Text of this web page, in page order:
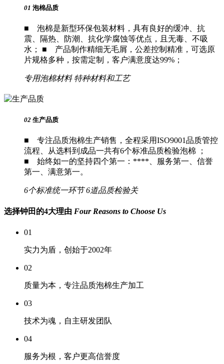
01 泡棉品质
■ 泡棉是新型环保包装材料，具有良好的缓冲、抗
震、隔热、防潮、抗化学腐蚀等优点，且无毒、不吸
水； ■ 产品制作精细无毛屑，公差控制精准，可选原
片规格多种，按需定制，客户满意度达99%；
专用泡棉材料 特种材料和工艺
02 生产品质
■ 专注品质泡棉生产销售，全程采用ISO9001品质管控
流程、从选料到成品一共有6个标准品质检验泡棉 ；
■ 始终如一的坚持四个第一：****、服务第一、信誉
第一、满意第一。
6个标准统一环节 6道品质检验关
选择钟田的4大理由 Four Reasons to Choose Us
01
实力为盾，创始于2002年
02
质量为本，专注品质泡棉生产加工
03
技术为魂，自主研发团队
04
服务为根，客户更高信誉度